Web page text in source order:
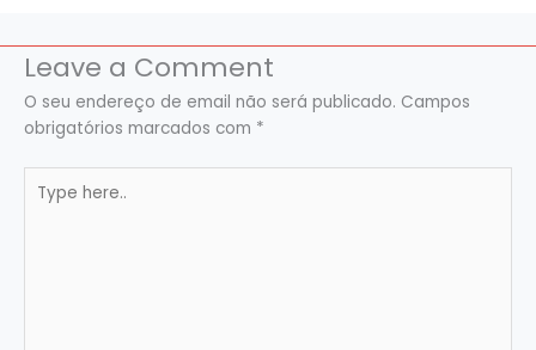
Leave a Comment
O seu endereço de email não será publicado. Campos
obrigatórios marcados com *
here..